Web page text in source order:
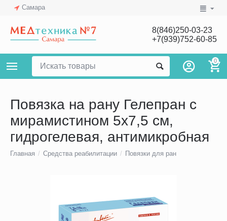
Самара
8(846)250-03-23
+7(939)752-60-85
0
Повязка на рану Гелепран с
мирамистином 5х7,5 см,
гидрогелевая, антимикробная
Главная / Средства реабилитации / Повязки для ран